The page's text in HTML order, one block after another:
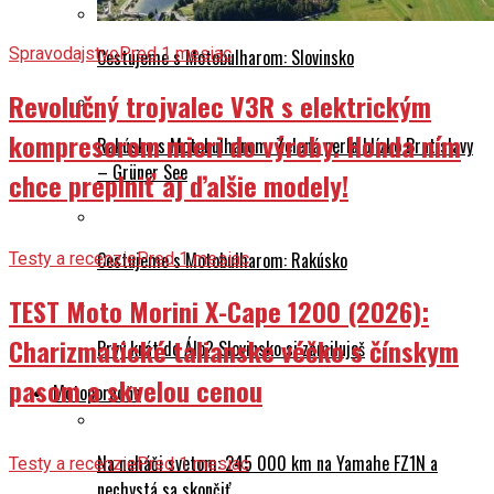
Cestujeme s Motobulharom: Slovinsko
Rakúsko s Motobulharom: Zelená perla blízko Bratislavy
– Grüner See
Cestujeme s Motobulharom: Rakúsko
Prvý krát do Álp? Slovinsko si zamiluješ
Motoporadňa
Na naháči svetom: 245 000 km na Yamahe FZ1N a
SpravodajstvoPred 1 mesiac
Revolučný trojvalec V3R s elektrickým
kompresorom mieri do výroby. Honda ním
chce preplniť aj ďalšie modely!
Testy a recenziePred 1 mesiac
TEST Moto Morini X-Cape 1200 (2026):
Charizmatické talianske véčko s čínskym
pasom a skvelou cenou
Testy a recenziePred 1 mesiac